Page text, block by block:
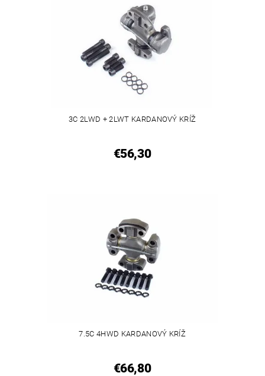
3C 2LWD + 2LWT KARDANOVÝ KRÍŽ
€56,30
7.5C 4HWD KARDANOVÝ KRÍŽ
€66,80